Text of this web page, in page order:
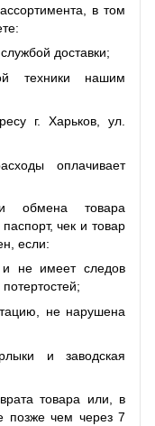
в том
доставки;
техники нашим
г. Харьков, ул.
оплачивает
обмена товара
чек и товар
если:
не имеет следов
не нарушена
и заводская
товара или, в
позже чем через 7